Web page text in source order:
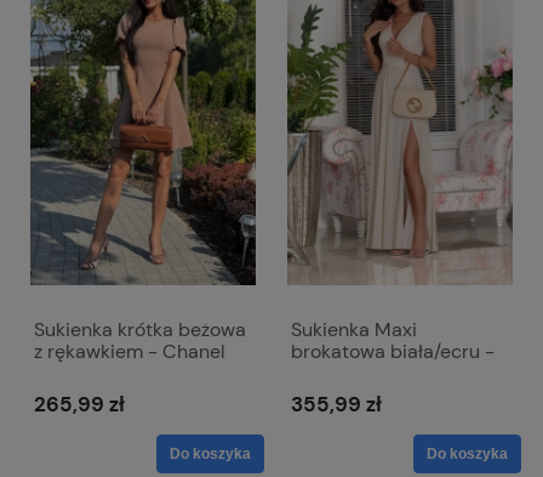
Sukienka krótka beżowa
z rękawkiem - Chanel
265,99 zł
Do koszyka
Sukienka Maxi
brokatowa biała/ecru -
ramionami - Salma
355,99 zł
Do koszyka